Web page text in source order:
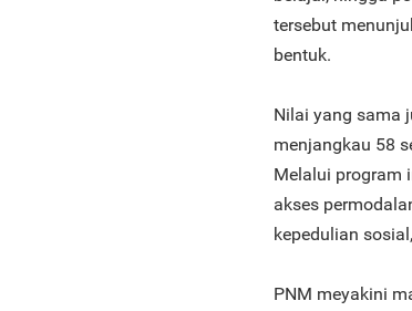
tersebut
bentuk.
Nilai yang sama
menjangkau 58
Melalui program
akses
kepedulian
PNM meyakini